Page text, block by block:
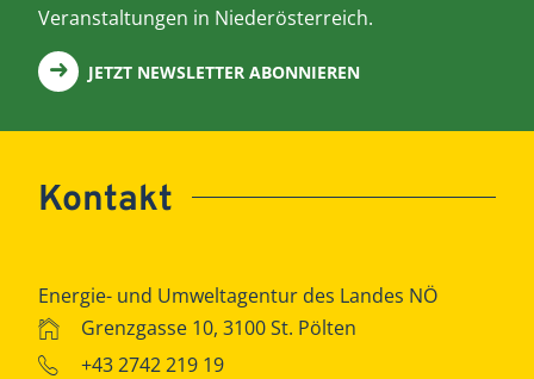
Veranstaltungen in Niederösterreich.
JETZT NEWSLETTER ABONNIEREN
Kontakt
Energie- und Umweltagentur des Landes NÖ
Grenzgasse 10, 3100 St. Pölten
+43 2742 219 19